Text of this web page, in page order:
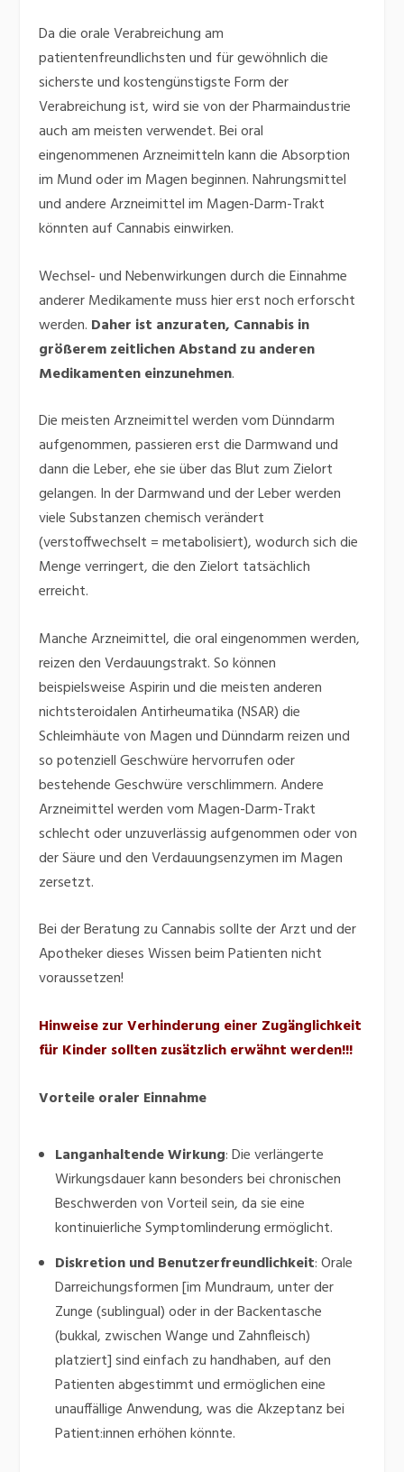
Da die orale Verabreichung am
patientenfreundlichsten und für gewöhnlich die
sicherste und kostengünstigste Form der
Verabreichung ist, wird sie von der Pharmaindustrie
auch am meisten verwendet. Bei oral
eingenommenen Arzneimitteln kann die Absorption
im Mund oder im Magen beginnen. Nahrungsmittel
und andere Arzneimittel im Magen-Darm-Trakt
könnten auf Cannabis einwirken.
Wechsel- und Nebenwirkungen durch die Einnahme
anderer Medikamente muss hier erst noch erforscht
werden. Daher ist anzuraten, Cannabis in
größerem zeitlichen Abstand zu anderen
Medikamenten einzunehmen.
Die meisten Arzneimittel werden vom Dünndarm
aufgenommen, passieren erst die Darmwand und
dann die Leber, ehe sie über das Blut zum Zielort
gelangen. In der Darmwand und der Leber werden
viele Substanzen chemisch verändert
(verstoffwechselt = metabolisiert), wodurch sich die
Menge verringert, die den Zielort tatsächlich
erreicht.
Manche Arzneimittel, die oral eingenommen werden,
reizen den Verdauungstrakt. So können
beispielsweise Aspirin und die meisten anderen
nichtsteroidalen Antirheumatika(NSAR) die
Schleimhäute von Magen und Dünndarm reizen und
so potenziell Geschwürehervorrufen oder
bestehende Geschwüre verschlimmern. Andere
Arzneimittel werden vom Magen-Darm-Trakt
schlecht oder unzuverlässig aufgenommen oder von
der Säure und den Verdauungsenzymen im Magen
zersetzt.
Bei der Beratung zu Cannabis sollte der Arzt und der
Apotheker dieses Wissen beim Patienten nicht
voraussetzen!
Hinweise zur Verhinderung einer Zugänglichkeit
für Kinder sollten zusätzlich erwähnt werden!!!
Vorteile oraler Einnahme
Langanhaltende Wirkung:Die verlängerte
Wirkungsdauer kann besonders bei chronischen
Beschwerden von Vorteil sein, da sie eine
kontinuierliche Symptomlinderung ermöglicht.
Diskretion und Benutzerfreundlichkeit:Orale
Darreichungsformen [im Mundraum,unter der
Zunge (sublingual) oder in der Backentasche
(bukkal, zwischen Wange und Zahnfleisch)
platziert]sind einfach zu handhaben, auf den
Patienten abgestimmt und ermöglichen eine
unauffällige Anwendung, was die Akzeptanz bei
Patient:innen erhöhen könnte.